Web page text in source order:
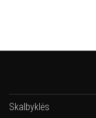
Skalbyklės